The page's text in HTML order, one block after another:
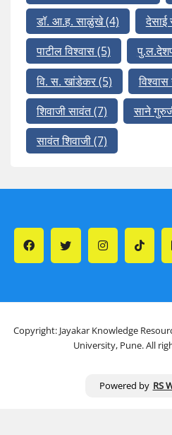
डॉ. आ.ह. साळुंखे(4) देसाई
पाटील विश्वास(5)
वि. स. खांडेकर(5) विश्वास
शिवाजी सावंत(7) साने
सावंत शिवाजी(7)
Copyright: Jayakar Knowledge
University, Pune. All
Powered by RS